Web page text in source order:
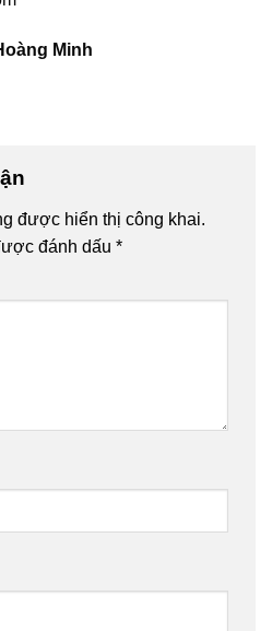
Minh
được hiển thị công khai.
đánh dấu *